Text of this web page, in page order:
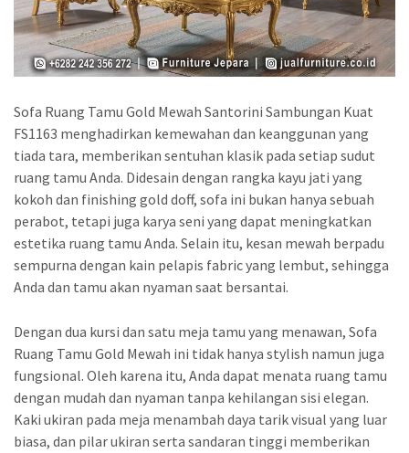
Sofa Ruang Tamu Gold Mewah Santorini Sambungan Kuat
FS1163 menghadirkan kemewahan dan keanggunan yang
tiada tara, memberikan sentuhan klasik pada setiap sudut
ruang tamu Anda. Didesain dengan rangka kayu jati yang
kokoh dan finishing gold doff, sofa ini bukan hanya sebuah
perabot, tetapi juga karya seni yang dapat meningkatkan
estetika ruang tamu Anda. Selain itu, kesan mewah berpadu
sempurna dengan kain pelapis fabric yang lembut, sehingga
Anda dan tamu akan nyaman saat bersantai.
Dengan dua kursi dan satu meja tamu yang menawan, Sofa
Ruang Tamu Gold Mewah ini tidak hanya stylish namun juga
fungsional. Oleh karena itu, Anda dapat menata ruang tamu
dengan mudah dan nyaman tanpa kehilangan sisi elegan.
Kaki ukiran pada meja menambah daya tarik visual yang luar
biasa, dan pilar ukiran serta sandaran tinggi memberikan